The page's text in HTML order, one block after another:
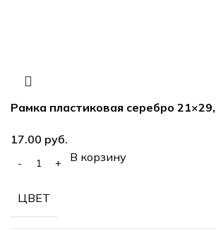
Рамка пластиковая серебро
руб.
В корзину
ЦВЕТ